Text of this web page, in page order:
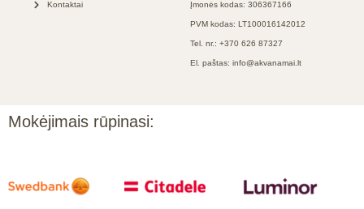
Kontaktai Įmonės kodas: 306367166
PVM kodas: LT100016142012
Tel. nr.: +370 626 87327
El. paštas: info@akvanamai.lt
Mokėjimais rūpinasi: